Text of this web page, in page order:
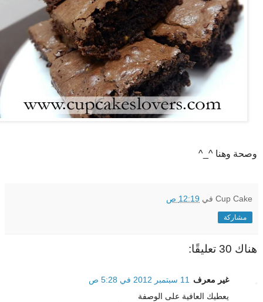
وصحة وهنا ^_^
Cup Cake في 12:19 ص
مشاركة
هناك 30 تعليقًا:
غير معرف
11 سبتمبر 2012 في 5:28 ص
يعطيك العافية على الوصفة